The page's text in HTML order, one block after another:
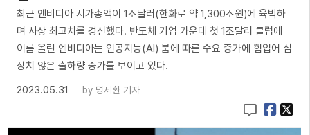
최근 엔비디아 시가총액이 1조달러(한화로 약 1,300조원)에 육박하
며 사상 최고치를 경신했다. 반도체 기업 가운데 첫 1조달러 클럽에
이름 올린 엔비디아는 인공지능(AI) 붐에 따른 수요 증가에 힘입어 심
상치 않은 출하량 증가를 보이고 있다.
2023.05.31
by 명세환 기자